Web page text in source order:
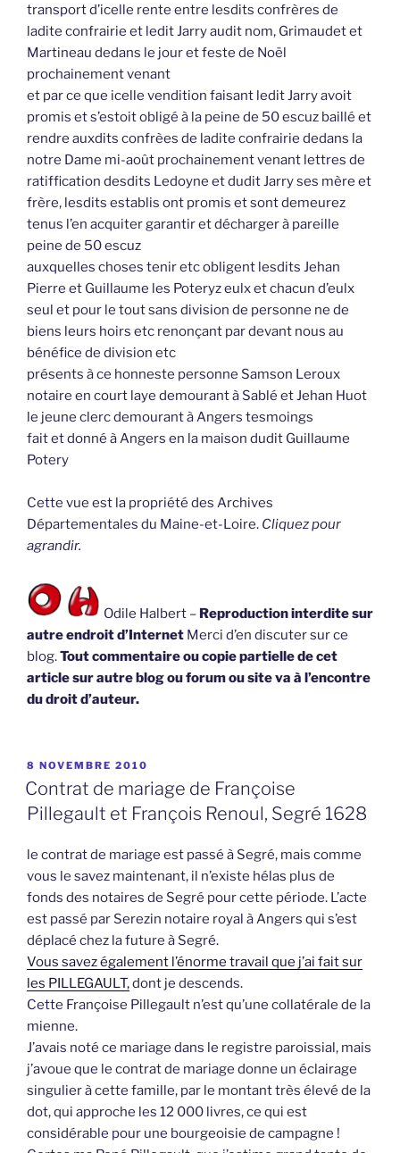
transport d’icelle rente entre lesdits confrères de
ladite confrairie et ledit Jarry audit nom, Grimaudet et
Martineau dedans le jour et feste de Noël
prochainement venant
et par ce que icelle vendition faisant ledit Jarry avoit
promis et s’estoit obligé à la peine de 50 escuz baillé et
rendre auxdits confrèes de ladite confrairie dedans la
notre Dame mi-août prochainement venant lettres de
ratiffication desdits Ledoyne et dudit Jarry ses mère et
frère, lesdits establis ont promis et sont demeurez
tenus l’en acquiter garantir et décharger à pareille
peine de 50 escuz
auxquelles choses tenir etc obligent lesdits Jehan
Pierre et Guillaume les Poteryz eulx et chacun d’eulx
seul et pour le tout sans division de personne ne de
biens leurs hoirs etc renonçant par devant nous au
bénéfice de division etc
présents à ce honneste personne Samson Leroux
notaire en court laye demourant à Sablé et Jehan Huot
le jeune clerc demourant à Angers tesmoings
fait et donné à Angers en la maison dudit Guillaume
Potery
Cette vue est la propriété des Archives
Départementales du Maine-et-Loire. Cliquez pour
agrandir.
Odile Halbert – Reproduction interdite sur
autre endroit d’Internet Merci d’en discuter sur ce
blog.Tout commentaire ou copie partielle de cet
article sur autre blog ou forum ou site va à l’encontre
du droit d’auteur.
PUBLIÉ
LE
8 NOVEMBRE 2010
Contrat de mariage de Françoise
Pillegault et François Renoul, Segré 1628
le contrat de mariage est passé à Segré, mais comme
vous le savez maintenant, il n’existe hélas plus de
fonds des notaires de Segré pour cette période. L’acte
est passé par Serezin notaire royal à Angers qui s’est
déplacé chez la future à Segré.
Vous savez également l’énorme travail que j’ai fait sur
les PILLEGAULT,dont je descends.
Cette Françoise Pillegault n’est qu’une collatérale de la
mienne.
J’avais noté ce mariage dans le registre paroissial, mais
j’avoue que le contrat de mariage donne un éclairage
singulier à cette famille, par le montant très élevé de la
dot, qui approche les 12 000 livres, ce qui est
considérable pour une bourgeoisie de campagne !